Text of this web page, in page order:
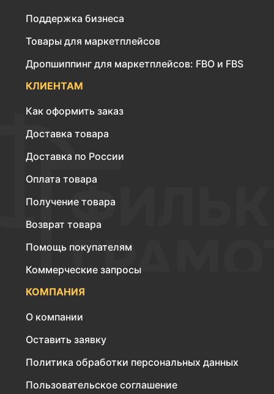
Поддержка бизнеса
Товары для маркетплейсов
Дропшиппинг для маркетплейсов: FBO и FBS
КЛИЕНТАМ
Как оформить заказ
Доставка товара
Доставка по России
Оплата товара
Получение товара
Возврат товара
Помощь покупателям
Коммерческие запросы
КОМПАНИЯ
О компании
Оставить заявку
Политика обработки персональных данных
Пользовательское соглашение